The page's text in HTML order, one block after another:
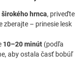
širokého hrnca, priveďte
zberajte – prinesie lesk
10–20 minút (podľa
aby ostala časť bobúľ